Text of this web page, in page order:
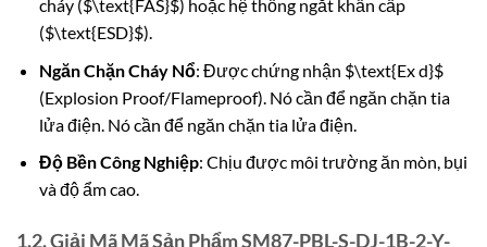
cháy ($\text{FAS}$) hoặc hệ thống ngắt khẩn cấp
($\text{ESD}$).
Ngăn Chặn Cháy Nổ: Được chứng nhận $\text{Ex d}$
(Explosion Proof/Flameproof). Nó cần để ngăn chặn tia
lửa điện. Nó cần để ngăn chặn tia lửa điện.
Độ Bền Công Nghiệp: Chịu được môi trường ăn mòn, bụi
và độ ẩm cao.
1.2. Giải Mã Mã Sản Phẩm SM87-PBL-S-DJ-1B-2-Y-